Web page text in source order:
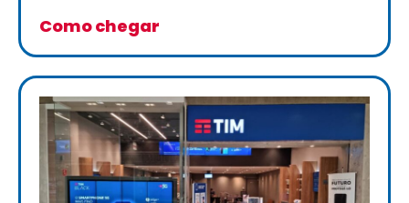
Como chegar